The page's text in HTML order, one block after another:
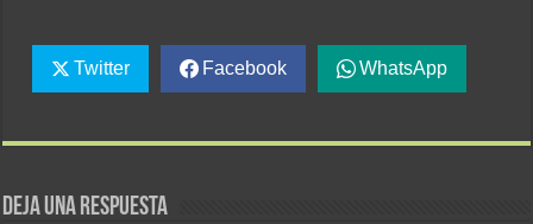
Twitter Facebook WhatsApp
Deja una respuesta